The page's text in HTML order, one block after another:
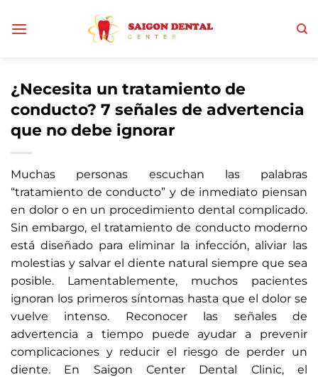
¿Necesita un tratamiento de
conducto? 7 señales de advertencia
que no debe ignorar
Muchas personas escuchan las palabras
“tratamiento de conducto” y de inmediato piensan
en dolor o en un procedimiento dental complicado.
Sin embargo, el tratamiento de conducto moderno
está diseñado para eliminar la infección, aliviar las
molestias y salvar el diente natural siempre que sea
posible. Lamentablemente, muchos pacientes
ignoran los primeros síntomas hasta que el dolor se
vuelve intenso. Reconocer las señales de
advertencia a tiempo puede ayudar a prevenir
complicaciones y reducir el riesgo de perder un
diente. En Saigon Center Dental Clinic, el